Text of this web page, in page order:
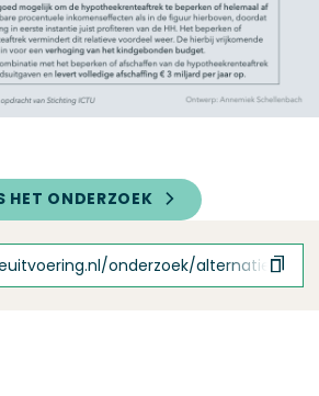
HET ONDERZOEK
onderzoek/alternatief-